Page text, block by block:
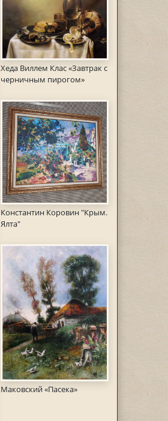
Хеда Виллем Клас «Завтрак с
черничным пирогом»
Константин Коровин "Крым.
Ялта"
Маковский «Пасека»